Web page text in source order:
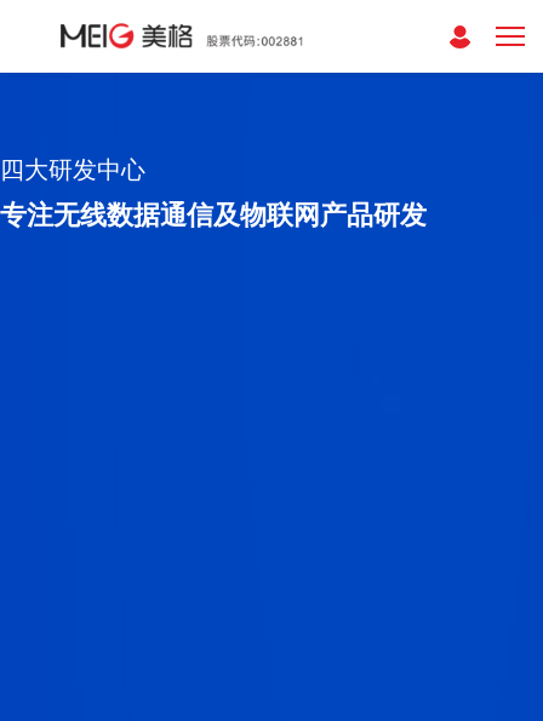
四大研发中心
专注无线数据通信及物联网产品研发